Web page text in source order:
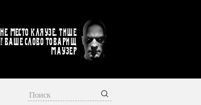
место кляузе. Тише
Ваше слово товарищ
Маузер